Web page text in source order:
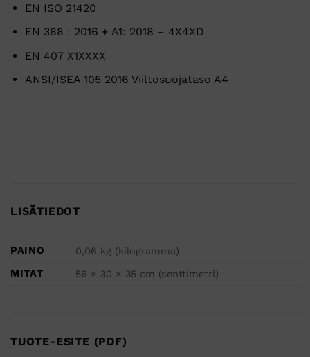
EN ISO 21420
EN 388 : 2016 + A1: 2018 – 4X4XD
EN 407 X1XXXX
ANSI/ISEA 105 2016 Viiltosuojataso A4
LISÄTIEDOT
PAINO
0,06 kg (kilogramma)
MITAT
56 × 30 × 35 cm (senttimetri)
TUOTE-ESITE (PDF)